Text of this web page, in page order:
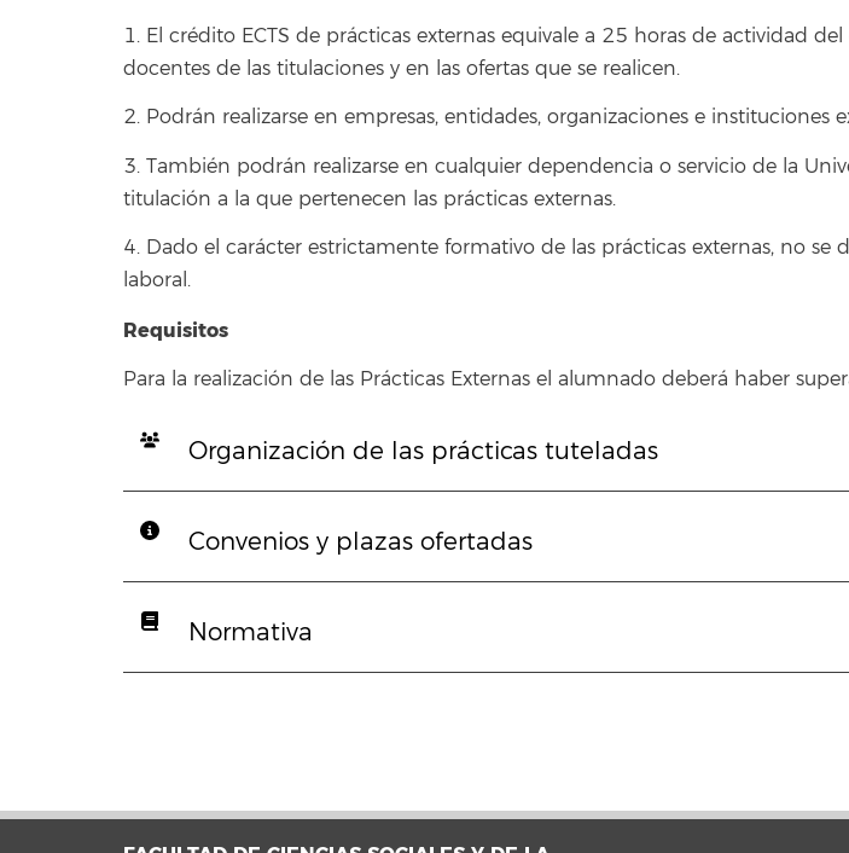
1. El crédito ECTS de prácticas externas equivale a 25 horas de actividad
docentes de las titulaciones y en las ofertas que se realicen.
2. Podrán realizarse en empresas, entidades, organizaciones e
3. También podrán realizarse en cualquier dependencia o servicio de la
titulación a la que pertenecen las prácticas externas.
4. Dado el carácter estrictamente formativo de las prácticas externas, no
laboral.
Requisitos
Para la realización de las Prácticas Externas el alumnado deberá haber
Organización de las prácticas tuteladas
Convenios y plazas ofertadas
Normativa